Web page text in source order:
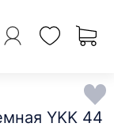
YKK 44